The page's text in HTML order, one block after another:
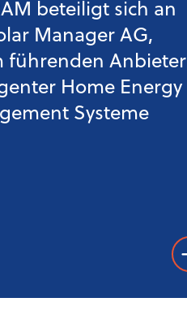
beteiligt sich an
Manager AG,
führenden Anbieter
Home Energy
Systeme